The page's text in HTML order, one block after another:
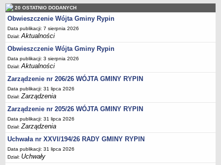
Ogłoszenia o naborze na wolne stanowiska urzędnicze
Lista kandydatów spełniających wymagania formalne w naborach na
wolne stanowiska urzędnicze
Wyniki naboru na wolne stanowiska urzędnicze
Petycje
Sygnaliści
Galeria
Raporty o stanie dostępności
Wnioski
WŁADZE I STRUKTURA
Struktura organizacyjna
Rada gminy
Wójt
20 OSTATNIO DODANYCH
Obwieszczenie Wójta Gminy Rypin
Data publikacji: 7 sierpnia 2026
Dział:Aktualności
Obwieszczenie Wójta Gminy Rypin
Data publikacji: 3 sierpnia 2026
Dział:Aktualności
Zarządzenie nr 206/26 WÓJTA GMINY RYPIN
Data publikacji: 31 lipca 2026
Dział:Zarządzenia
Zarządzenie nr 205/26 WÓJTA GMINY RYPIN
Data publikacji: 31 lipca 2026
Dział:Zarządzenia
Uchwała nr XXVI/194/26 RADY GMINY RYPIN
Data publikacji: 31 lipca 2026
Dział: Uchwały